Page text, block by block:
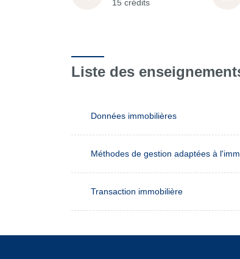
15 crédits
Liste des
Données immobilières
Méthodes de gestion adaptées à
Transaction immobilière